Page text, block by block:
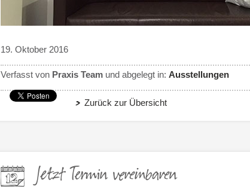
19. Oktober 2016
Verfasst von Praxis Team und abgelegt in: Ausstellungen
Zurück zur Übersicht
Jetzt Termin vereinbaren